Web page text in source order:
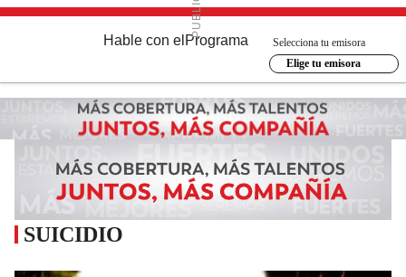
Hable con el Programa
Selecciona tu emisora
Elige tu emisora
SUICIDIO